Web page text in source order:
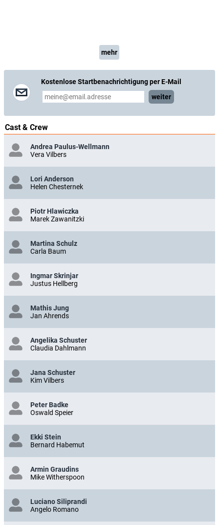
mehr
Kostenlose Startbenachrichtigung per E-Mail
weiter
Cast & Crew
Andrea Paulus-Wellmann
Vera Vilbers
Lori Anderson
Helen Chesternek
Piotr Hlawiczka
Marek Zawanitzki
Martina Schulz
Carla Baum
Ingmar Skrinjar
Justus Hellberg
Mathis Jung
Jan Ahrends
Angelika Schuster
Claudia Dahlmann
Jana Schuster
Kim Vilbers
Peter Badke
Oswald Speier
Ekki Stein
Bernard Habemut
Armin Graudins
Mike Witherspoon
Luciano Siliprandi
Angelo Romano